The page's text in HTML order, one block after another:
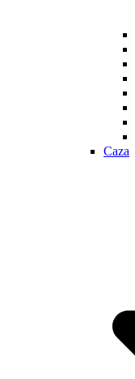
Caza